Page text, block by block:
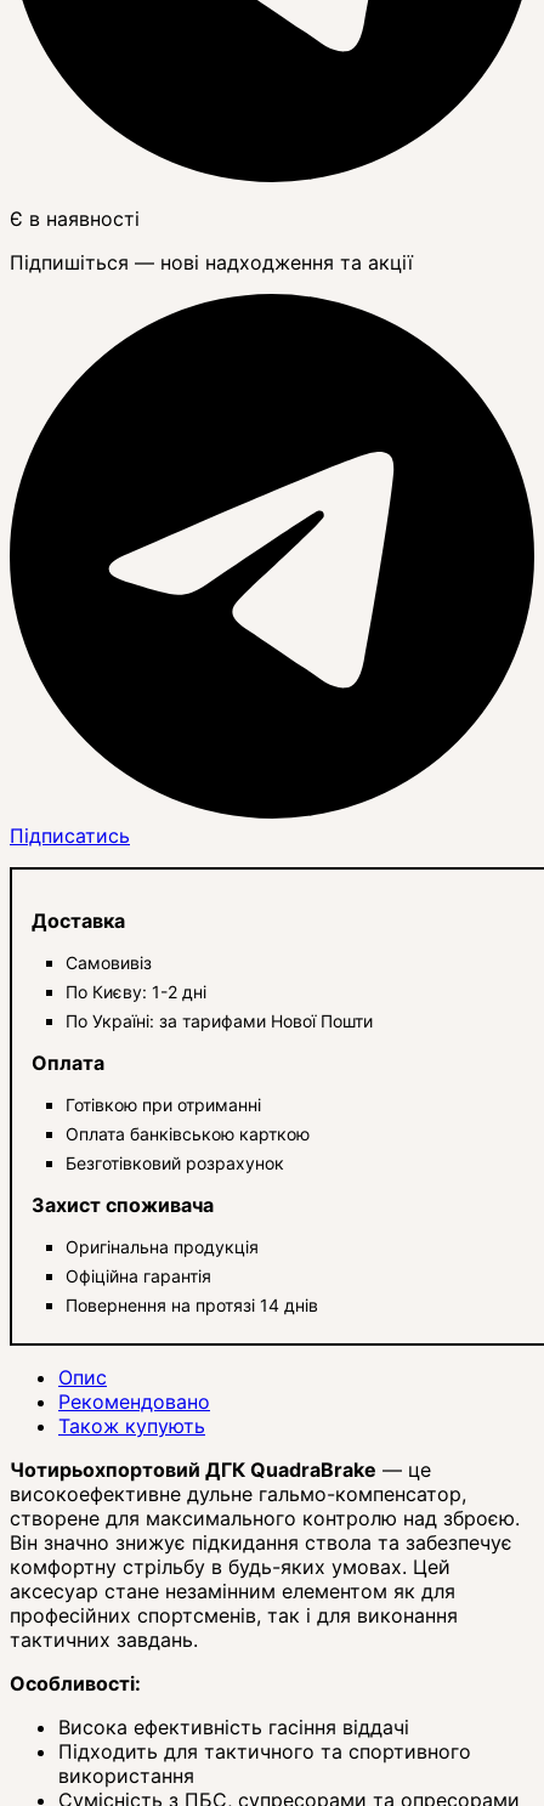
Є в наявності
Підпишіться — нові надходження та акції
Підписатись
Доставка
Самовивіз
По Києву: 1-2 дні
По Україні: за тарифами Нової Пошти
Оплата
Готівкою при отриманні
Оплата банківською карткою
Безготівковий розрахунок
Захист споживача
Оригінальна продукція
Офіційна гарантія
Повернення на протязі 14 днів
Опис
Рекомендовано
Також купують
Чотирьохпортовий ДГК QuadraBrake — це
високоефективне дульне гальмо-компенсатор,
створене для максимального контролю над зброєю.
Він значно знижує підкидання ствола та забезпечує
комфортну стрільбу в будь-яких умовах. Цей
аксесуар стане незамінним елементом як для
професійних спортсменів, так і для виконання
тактичних завдань.
Особливості:
Висока ефективність гасіння віддачі
Підходить для тактичного та спортивного
використання
Сумісність з ПБС, супресорами та опресорами